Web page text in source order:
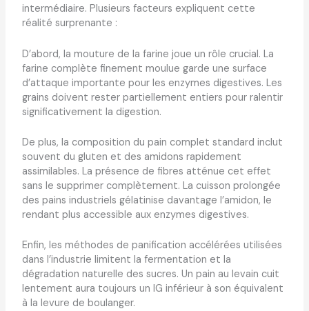
intermédiaire. Plusieurs facteurs expliquent cette
réalité surprenante :
D’abord, la mouture de la farine joue un rôle crucial. La
farine complète finement moulue garde une surface
d’attaque importante pour les enzymes digestives. Les
grains doivent rester partiellement entiers pour ralentir
significativement la digestion.
De plus, la composition du pain complet standard inclut
souvent du gluten et des amidons rapidement
assimilables. La présence de fibres atténue cet effet
sans le supprimer complètement. La cuisson prolongée
des pains industriels gélatinise davantage l’amidon, le
rendant plus accessible aux enzymes digestives.
Enfin, les méthodes de panification accélérées utilisées
dans l’industrie limitent la fermentation et la
dégradation naturelle des sucres. Un pain au levain cuit
lentement aura toujours un IG inférieur à son équivalent
à la levure de boulanger.